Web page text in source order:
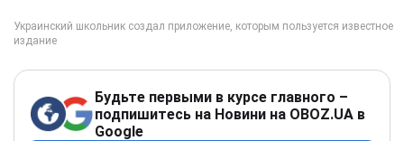
Будьте первыми в курсе главного –
подпишитесь на Новини на OBOZ.UA в
Google